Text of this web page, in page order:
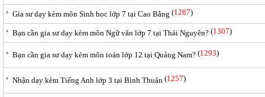
Gia sư dạy kèm môn Sinh học lớp 7 tại Cao Bằng (1287)
Bạn cần gia sư dạy kèm môn Ngữ văn lớp 7 tại Thái Nguyên? (1307)
Bạn cần gia sư dạy kèm môn toán lớp 12 tại Quảng Nam? (1293)
Nhận dạy kèm Tiếng Anh lớp 3 tại Bình Thuận (1257)